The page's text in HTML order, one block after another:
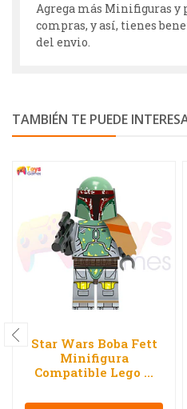
Agrega más Minifiguras y
compras, y así, tienes
del envio.
TAMBIÉN TE PUEDE
Star Wars Boba Fett
Minifigura
Compatible Lego ...